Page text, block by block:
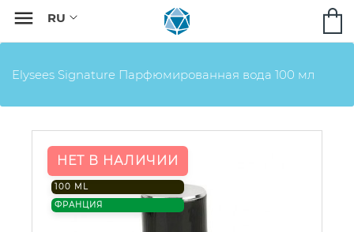

Elysees Signature Парфюмированная вода 100 мл
НЕТ В НАЛИЧИИ
100 ML
ФРАНЦИЯ